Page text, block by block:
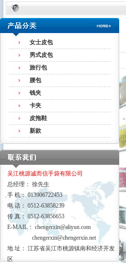
女士皮包
男式皮包
旅行包
腰包
钱夹
卡夹
皮拖鞋
新款
吴江桃源诚而信手袋有限公司
总经理： 徐先生
手 机： 013906722453
电 话： 0512-63858239
传 真： 0512-63856653
E-MAIL： chengerxin@aliyun.com
chengerxin@chengerxin.net
地 址： 江苏省吴江市桃源镇南和经济开发
区